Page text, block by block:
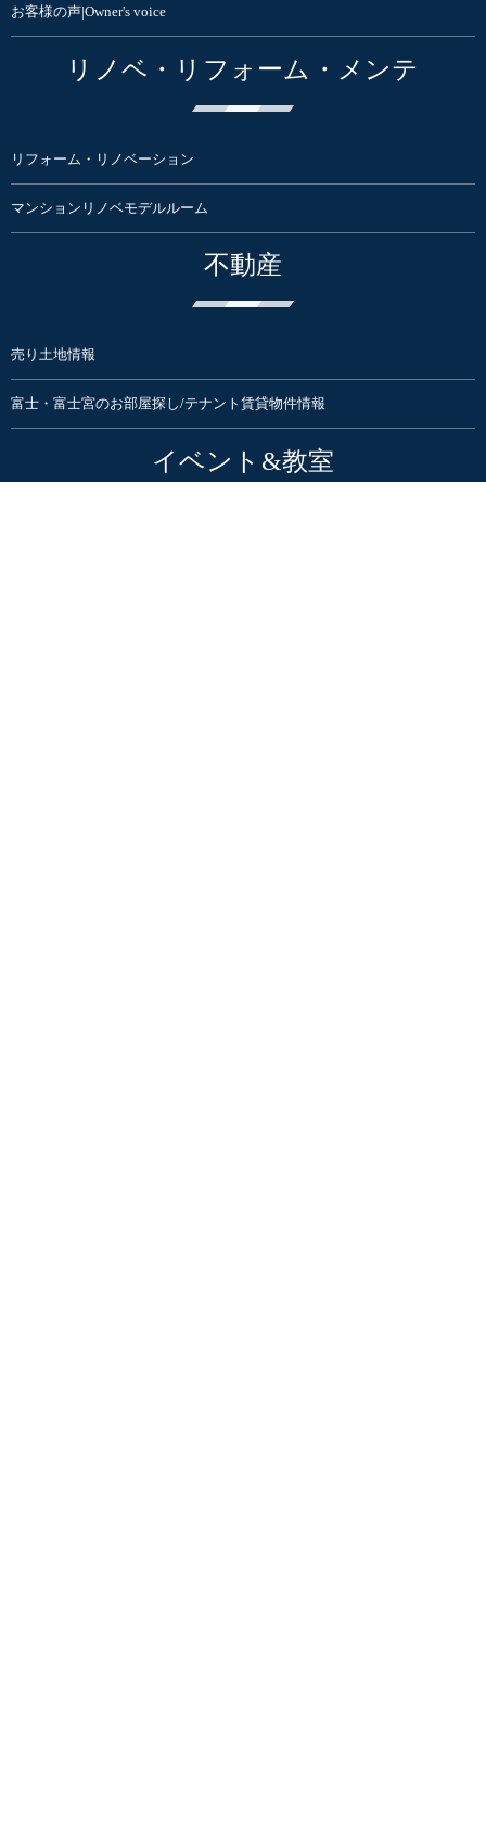
お客様の声|Owner's voice
リノベ・リフォーム・メンテ
リフォーム・リノベーション
マンションリノベモデルルーム
不動産
売り土地情報
富士・富士宮のお部屋探し/テナント賃貸物件情報
イベント&教室